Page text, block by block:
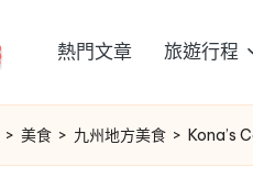
熱門文章 旅遊行程
> 美食 > 九州地方美食 > Kona’s